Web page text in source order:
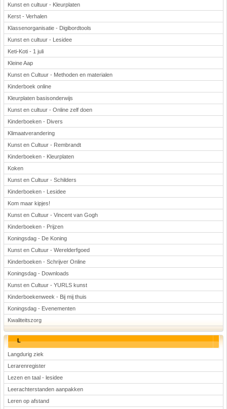
Kunst en cultuur - Kleurplaten
Kerst - Verhalen
Klassenorganisatie - Digibordtools
Kunst en cultuur - Lesidee
Keti-Koti - 1 juli
Kleine Aap
Kunst en Cultuur - Methoden en materialen
Kinderboek online
Kleurplaten basisonderwijs
Kunst en cultuur - Online zelf doen
Kinderboeken - Divers
Klimaatverandering
Kunst en Cultuur - Rembrandt
Kinderboeken - Kleurplaten
Koken
Kunst en Cultuur - Schilders
Kinderboeken - Lesidee
Kom maar kipjes!
Kunst en Cultuur - Vincent van Gogh
Kinderboeken - Prijzen
Koningsdag - De Koning
Kunst en Cultuur - Werelderfgoed
Kinderboeken - Schrijver Online
Koningsdag - Downloads
Kunst en Cultuur - YURLS kunst
Kinderboekenweek - Bij mij thuis
Koningsdag - Evenementen
Kwaliteitszorg
L
Langdurig ziek
Lerarenregister
Lezen en taal - lesidee
Leerachterstanden aanpakken
Leren op afstand